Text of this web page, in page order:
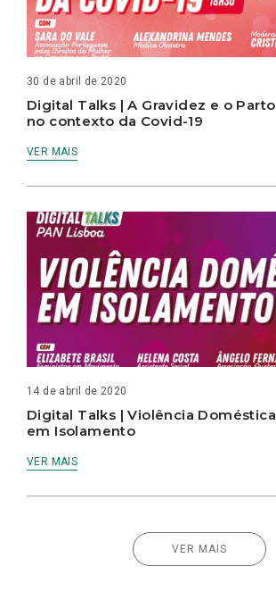
30 de abril de 2020
Digital Talks | A Gravidez e o Parto
no contexto da Covid-19
VER MAIS
14 de abril de 2020
Digital Talks | Violência Doméstica
em Isolamento
VER MAIS
VER MAIS